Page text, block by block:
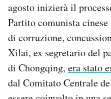
SHOP
CALENDARIO
AREA PERSONALE
agosto inizierà il
Partito comunista
di corruzione,
Xilai, ex segretario del
di Chongqing, era stato
dal Comitato Centrale